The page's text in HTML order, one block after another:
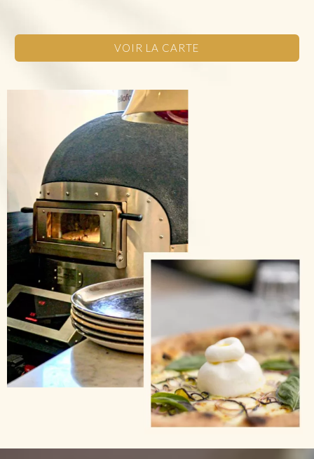
VOIR LA CARTE